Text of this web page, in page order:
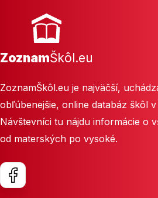
ZoznamŠkôl.eu
ZoznamŠkôl.eu je najväčší,
obľúbenejšie, online databáz škôl
Návštevníci tu nájdu informácie o
od materských po vysoké.